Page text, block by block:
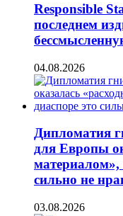
Responsible
последнем
04.08.2026
Дипломатия
для Европы
материалом»,
сильно не
03.08.2026